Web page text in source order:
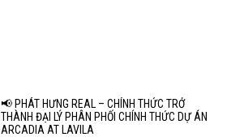
📢 PHÁT HƯNG REAL – CHÍNH THỨC TRỞ
THÀNH ĐẠI LÝ PHÂN PHỐI CHÍNH THỨC DỰ ÁN
ARCADIA AT LAVILA